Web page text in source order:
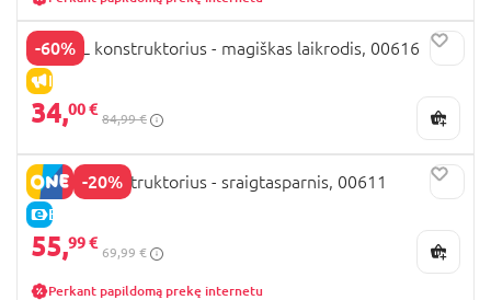
-60%
IŠPARDAVIMAS
REVELL konstruktorius - magiškas laikrodis, 00616
34,00 €
84,99 €
-20%
E-KAINA
REVELL konstruktorius - sraigtasparnis, 00611
55,99 €
69,99 €
Perkant papildomą prekę internetu